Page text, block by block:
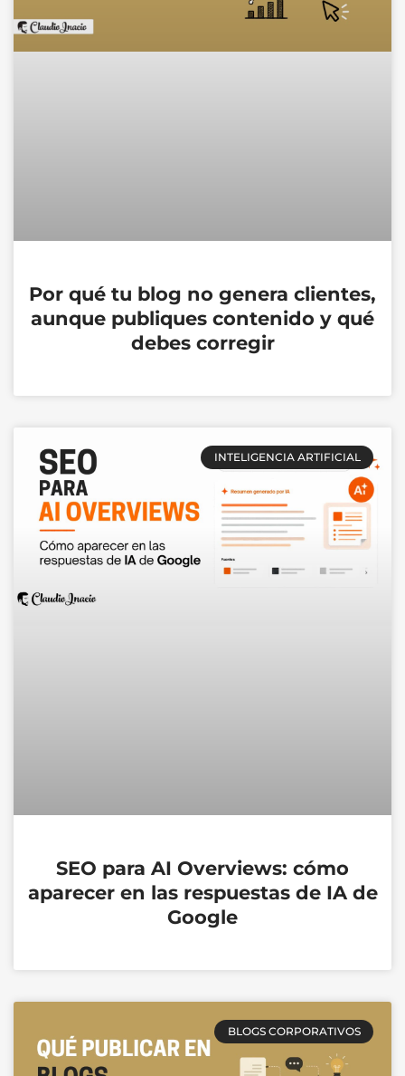
Por qué tu blog no genera clientes,
aunque publiques contenido y qué
debes corregir
INTELIGENCIA ARTIFICIAL
SEO para AI Overviews: cómo
aparecer en las respuestas de IA de
Google
BLOGS CORPORATIVOS